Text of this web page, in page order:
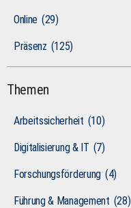
Online (29)
Präsenz (125)
Themen
Arbeitssicherheit (10)
Digitalisierung & IT (7)
Forschungsförderung (4)
Führung & Management (28)